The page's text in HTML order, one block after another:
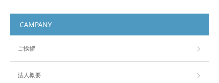
CAMPANY
ご挨拶
法人概要